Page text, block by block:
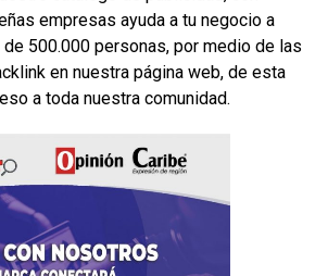
empresas ayuda a tu negocio a
500.000 personas, por medio de las
en nuestra página web, de esta
a toda nuestra comunidad.